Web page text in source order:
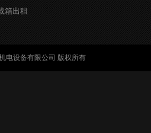
箱出租
电设备有限公司 版权所有